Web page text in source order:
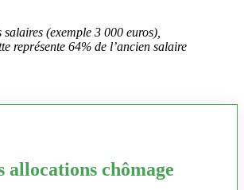
(exemple 3 000 euros),
représente 64% de l’ancien salaire
allocations chômage